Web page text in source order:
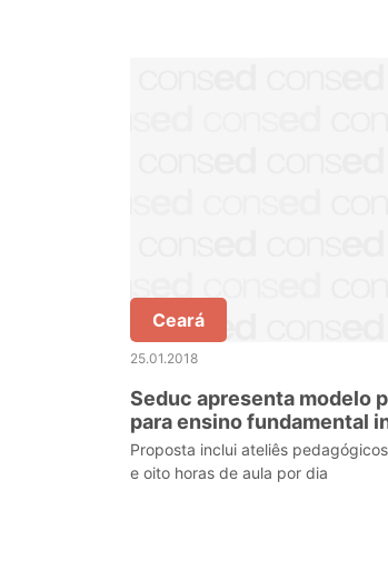
Ceará
25.01.2018
Seduc apresenta modelo
para ensino fundamental
Alagoas
Proposta inclui ateliês
e oito horas de aula por dia